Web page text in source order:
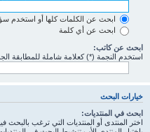
ابحث عن الكلمات كلها أو استخدم
ابحث عن أي كلمة
ابحث عن كاتب:
استخدم النجمة (*) كعلامة شاملة للمطابقة
خيارات البحث
ابحث في المنتديات:
اختر المنتدى أو المنتديات التي ترغب